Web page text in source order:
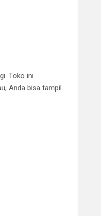
Toko ini
Anda bisa tampil